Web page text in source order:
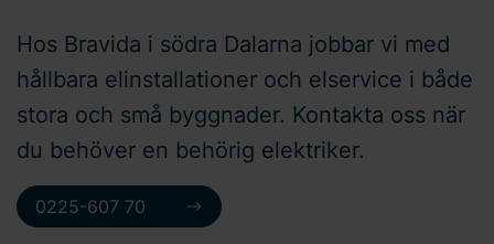
Hos Bravida i södra Dalarna jobbar vi med
hållbara elinstallationer och elservice i både
stora och små byggnader. Kontakta oss när
du behöver en behörig elektriker.
0225-607 70